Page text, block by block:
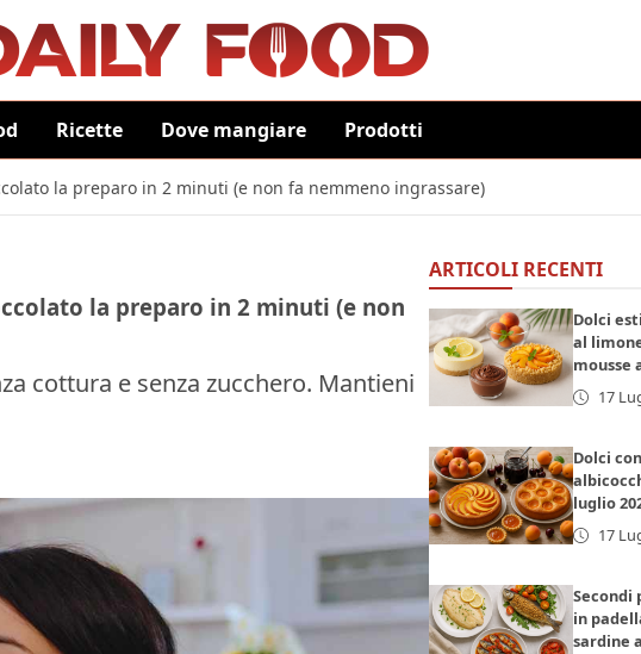
Ricette Dove mangiare Prodotti
la preparo in 2 minuti (e non fa nemmeno ingrassare)
la preparo in 2 minuti (e non
cottura e senza zucchero. Mantieni
ARTICOLI RECENTI
Dolci
al
mousse
17
Dolci
luglio
17
Secondi
in
sardine